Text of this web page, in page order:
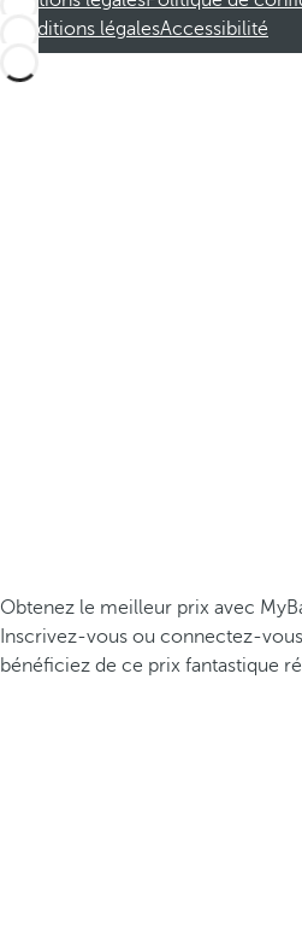
Conditions légalesAccessibilité
Obtenez le meilleur prix avec
Inscrivez-vous ou connectez-
bénéficiez de ce prix fantastique